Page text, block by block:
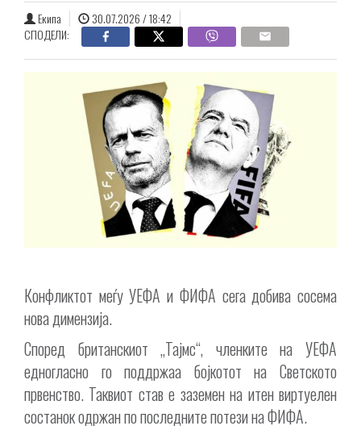
Екипа
30.07.2026 / 18:42
СПОДЕЛИ:
Конфликтот меѓу УЕФА и ФИФА сега добива сосема
нова димензија.
Според британскиот „Тајмс“, членките на УЕФА
едногласно го поддржаа бојкотот на Светското
првенство. Таквиот став е заземен на итен виртуелен
состанок одржан по последните потези на ФИФА.